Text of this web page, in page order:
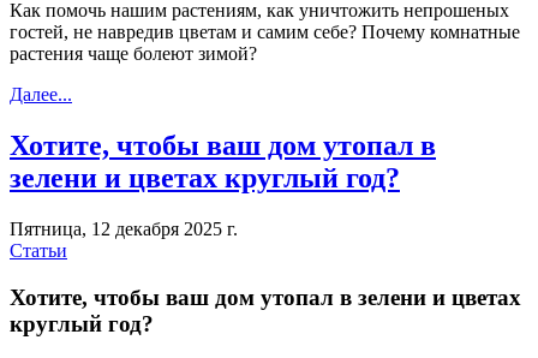
Как помочь нашим растениям, как уничтожить непрошеных
гостей, не навредив цветам и самим себе? Почему комнатные
растения чаще болеют зимой?
Далее...
Хотите, чтобы ваш дом утопал в
зелени и цветах круглый год?
Пятница, 12 декабря 2025 г.
Статьи
Хотите, чтобы ваш дом утопал в зелени и цветах
круглый год?